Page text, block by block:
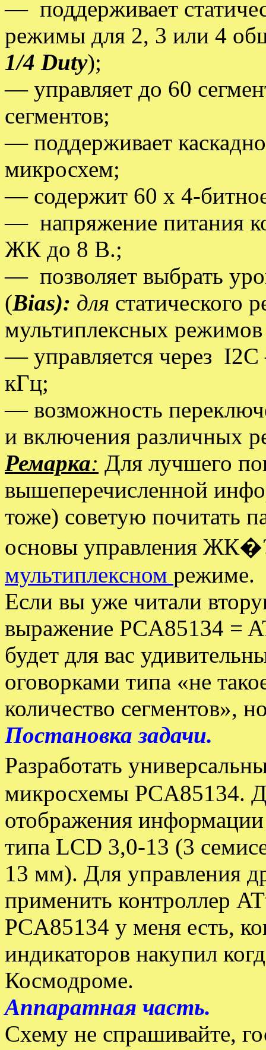
— поддерживает
режимы для 2, 3 или 4
1/4 Duty);
— управляет до 60
сегментов;
— поддерживает
микросхем;
— содержит 60 х 4-
— напряжение питания
ЖК до 8 В.;
— позволяет выбрать
(Bias): для статического
мультиплексных
— управляется через
кГц;
— возможность
и включения различных
Ремарка: Для лучшего
вышеперечисленной
тоже) советую почитать
основы управления
мультиплексном режиме.
Если вы уже читали
выражение PCA85134 =
будет для вас
оговорками типа «не
количество сегментов»,
Постановка задачи.
Разработать
микросхемы PCA85134.
отображения
типа LCD 3,0-13 (3
13 мм). Для управления
применить контроллер
PCA85134 у меня есть,
индикаторов накупил
Космодроме.
Аппаратная часть.
Схему не спрашивайте,